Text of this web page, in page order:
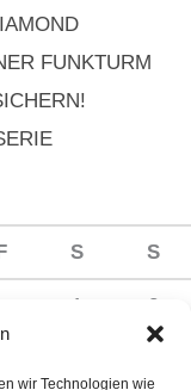
wir Technologien wie
FUNKTURM
S S
1
2
9